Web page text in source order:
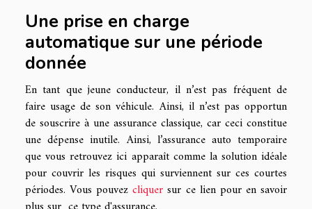
Une prise en charge
automatique sur une période
donnée
En tant que jeune conducteur, il n’est pas fréquent de
faire usage de son véhicule. Ainsi, il n’est pas opportun
de souscrire à une assurance classique, car ceci constitue
une dépense inutile. Ainsi, l’assurance auto temporaire
que vous retrouvez ici apparaît comme la solution idéale
pour couvrir les risques qui surviennent sur ces courtes
périodes. Vous pouvezcliquer sur ce lien pour en savoir